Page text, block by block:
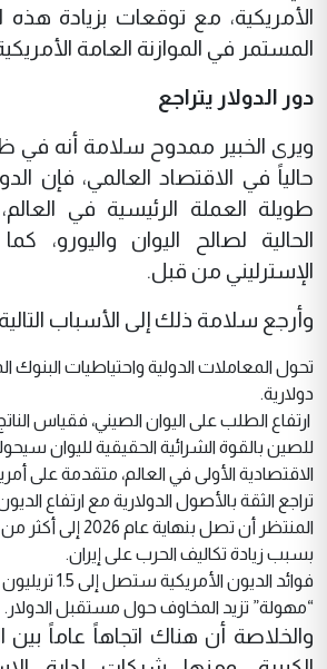
الأمريكية، مع توقعات بزيادة هذه
المستمر في الموازنة العامة
دور الدولار يتراجع
ويرى الخبير ممدوح سلامة أنه في
حالياً في الاقتصاد العالمي، فإن
طويلة العملة الرئيسية في
الحالية لصالح اليوان واليورو،
الإسترليني من قبل.
وأرجع سلامة ذلك إلى الأسباب
تحول المعاملات الدولية واحتياطيات البنوك
دولارية.
ارتفاع الطلب على اليوان الصيني، فقياس
للصين بالقوة الشرائية الحقيقية لليوان
الاقتصادية الأولى في العالم، متقدمة على
تراجع الثقة بالأصول الدولارية مع ارتفاع
بسبب زيادة تكاليف الحرب على إيران.
فوائد الديون
“مهولة” تزيد المخاوف حول مستقبل الدولار.
والخلاصة أن هناك اتجاهاً عاماً بين